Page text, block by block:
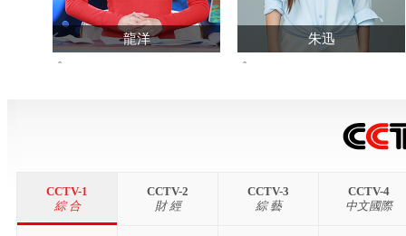
龍洋 朱迅
CCTV-1
綜 合
CCTV-2
財 經
CCTV-3
綜 藝
CCTV-4
中文國際